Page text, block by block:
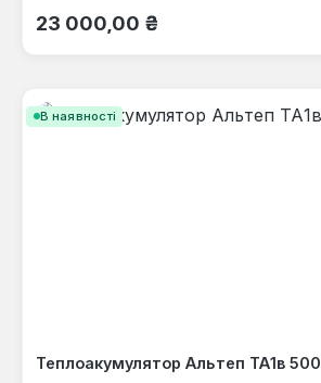
Звичайна ціна:
23 000,00 ₴
В наявності
Теплоакумулятор Альтеп ТА1в 500